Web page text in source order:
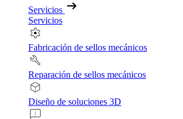
Servicios
Servicios
Fabricación de sellos mecánicos
Reparación de sellos mecánicos
Diseño de soluciones 3D